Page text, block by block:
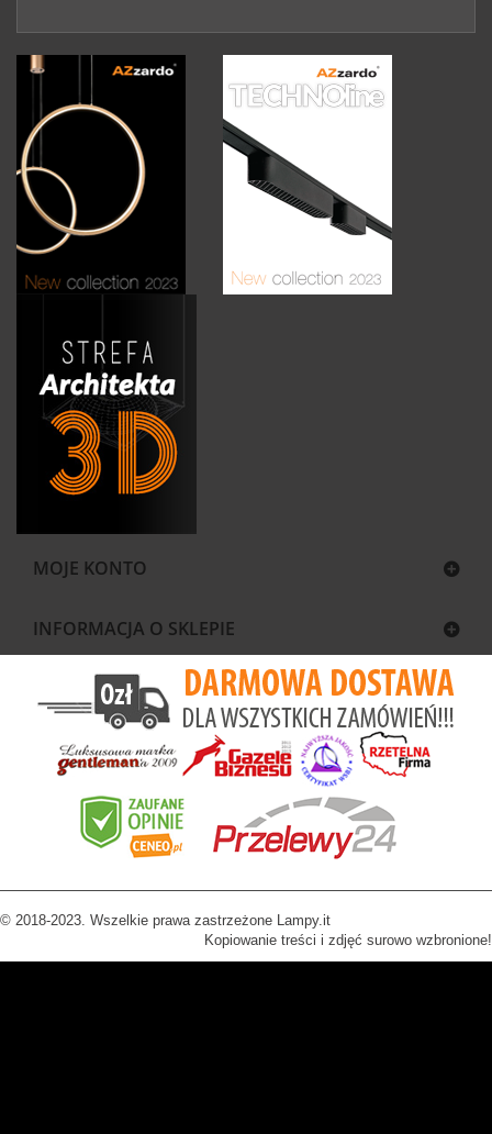
MOJE KONTO
INFORMACJA O SKLEPIE
© 2018-2023. Wszelkie prawa zastrzeżone Lampy.it
Kopiowanie treści i zdjęć surowo wzbronione!